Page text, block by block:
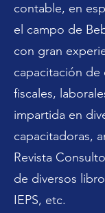
contable, en
el campo de
con gran
capacitación de
fiscales,
impartida en
capacitadoras,
Revista
de diversos
IEPS, etc.